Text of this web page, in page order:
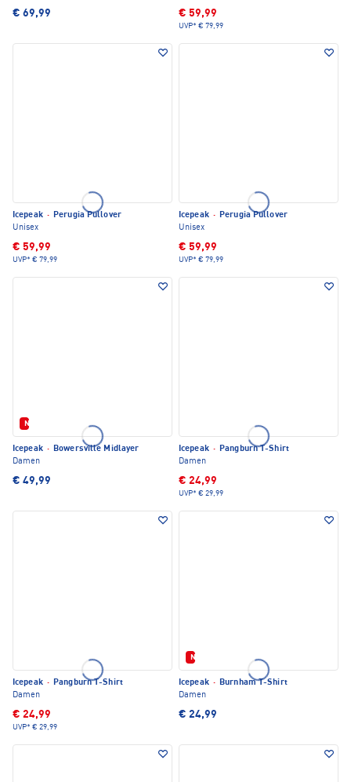
€ 69,99 € 59,99
UVP* € 79,99
Icepeak · Perugia Pullover
Unisex
€ 59,99
UVP* € 79,99
Icepeak · Perugia Pullover
Unisex
€ 59,99
UVP* € 79,99
Neu
Icepeak · Bowersville Midlayer
Damen
€ 49,99
Icepeak · Pangburn T-Shirt
Damen
€ 24,99
UVP* € 29,99
Icepeak · Pangburn T-Shirt
Damen
€ 24,99
UVP* € 29,99
Neu
Icepeak · Burnham T-Shirt
Damen
€ 24,99